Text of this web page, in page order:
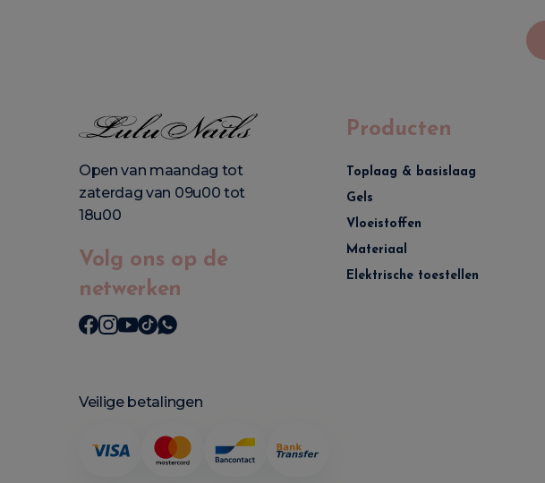
Open van maandag tot
zaterdag van 09u00 tot
18u00
Volg ons op de
netwerken
Producten
Toplaag & basislaag
Gels
Vloeistoffen
Materiaal
Elektrische toestellen
Veilige betalingen